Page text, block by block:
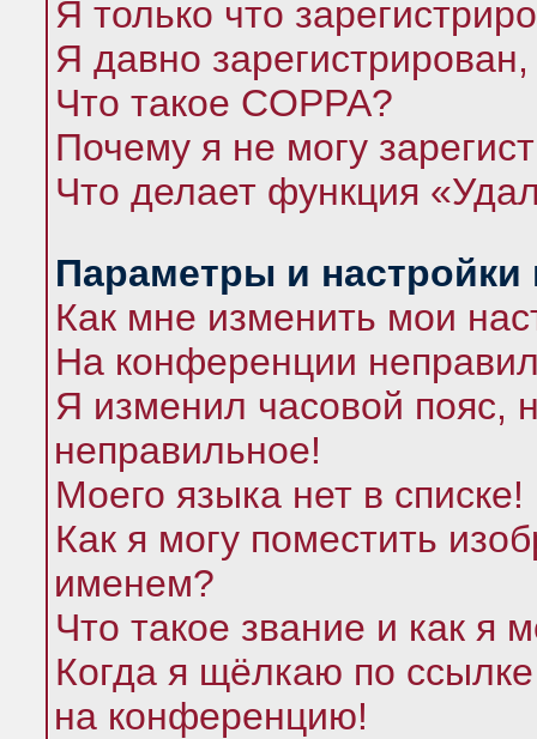
Я только что
Я давно
Что такое COPPA?
Почему я не могу
Что делает функция
Параметры и настройки
Как мне изменить мои
На конференции
Я изменил часовой пояс,
неправильное!
Моего языка нет в списке!
Как я могу поместить
именем?
Что такое звание и как я
Когда я щёлкаю по
на конференцию!